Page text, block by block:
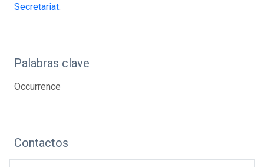
Secretariat.
Palabras clave
Occurrence
Contactos